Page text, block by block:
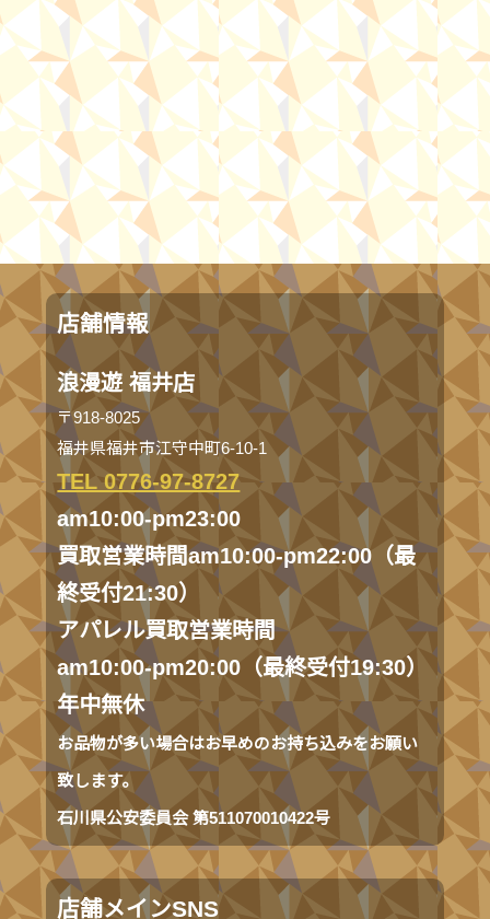
店舗情報
浪漫遊 福井店
〒918-8025
福井県福井市江守中町6-10-1
TEL 0776-97-8727
am10:00-pm23:00
買取営業時間am10:00-pm22:00（最
終受付21:30）
アパレル買取営業時間
am10:00-pm20:00（最終受付19:30）
年中無休
お品物が多い場合はお早めのお持ち込みをお願い
致します。
石川県公安委員会 第511070010422号
店舗メインSNS